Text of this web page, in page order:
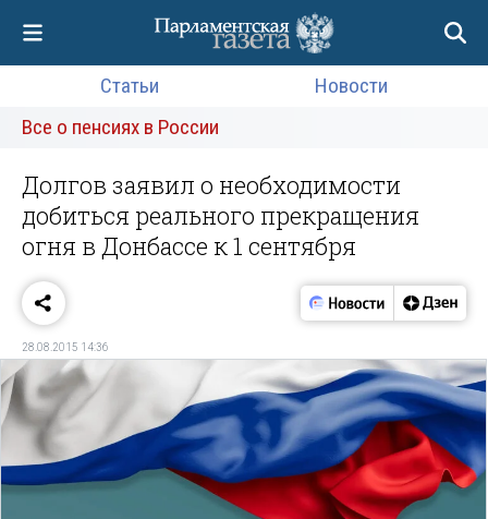
Статьи
Новости
Все о пенсиях в России
Долгов заявил о необходимости
добиться реального прекращения
огня в Донбассе к 1 сентября
28.08.2015 14:36